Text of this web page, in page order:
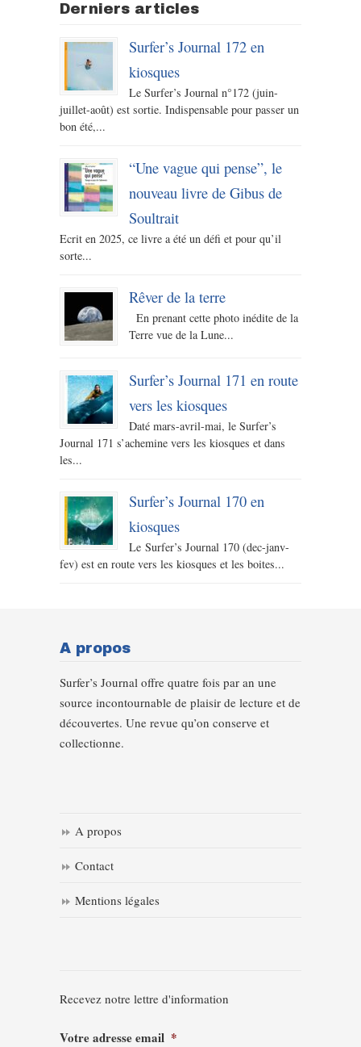
Derniers articles
Surfer’s Journal 172 en
kiosques
Le Surfer’s Journal n°172 (juin-
juillet-août) est sortie. Indispensable pour passer un
bon été,...
“Une vague qui pense”, le
nouveau livre de Gibus de
Soultrait
Ecrit en 2025, ce livre a été un défi et pour qu’il
sorte...
Rêver de la terre
En prenant cette photo inédite de la
Terre vue de la Lune...
Surfer’s Journal 171 en route
vers les kiosques
Daté mars-avril-mai, le Surfer’s
Journal 171 s’achemine vers les kiosques et dans
les...
Surfer’s Journal 170 en
kiosques
Le Surfer’s Journal 170 (dec-janv-
fev) est en route vers les kiosques et les boites...
A propos
Surfer’s Journal offre quatre fois par an une
source incontournable de plaisir de lecture et de
découvertes. Une revue qu’on conserve et
collectionne.
A propos
Contact
Mentions légales
Recevez notre lettre d'information
Votre adresse email *